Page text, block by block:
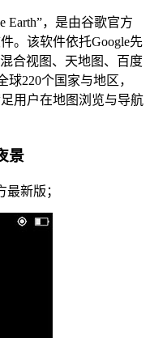
Earth”，是由谷歌官方
。该软件依托Google先
合视图、天地图、百度
220个国家与地区，
用户在地图浏览与导航
景
新版；